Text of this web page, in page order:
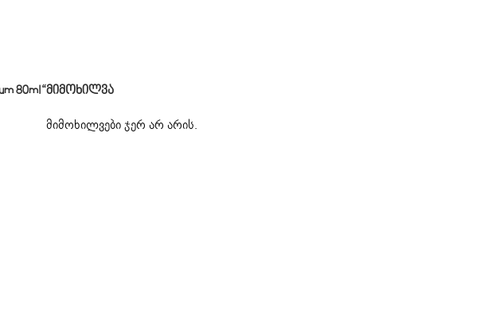
Მიმოხილვა
მიმოხილვები ჯერ არ არის.
80ml“